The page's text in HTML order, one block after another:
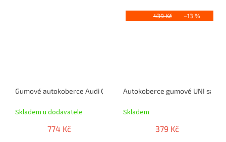
Gumové autokoberce Audi Q3 TFSI e 2019- | RIGUM
Skladem u dodavatele
774 Kč
439 Kč –13 %
Autokoberce gumové UNI sada
Skladem
379 Kč